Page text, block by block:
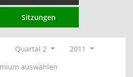
Sitzungen
Quartal 2
2011
auswählen